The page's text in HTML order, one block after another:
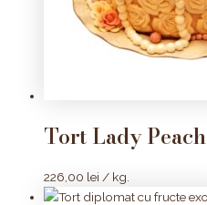
Tort Lady Peach
226,00 lei / kg.